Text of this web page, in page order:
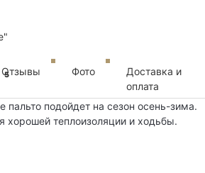
Отзывы
5 Фото
Доставка и
оплата
пальто подойдет на сезон осень-зима.
хорошей теплоизоляции и ходьбы.